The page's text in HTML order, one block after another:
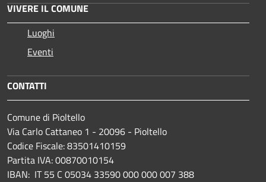
VIVERE IL COMUNE
Luoghi
Eventi
CONTATTI
Comune di Pioltello
Via Carlo Cattaneo 1 - 20096 - Pioltello
Codice Fiscale: 83501410159
Partita IVA: 00870010154
IBAN: IT 55 C 05034 33590 000 000 007 388